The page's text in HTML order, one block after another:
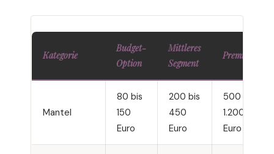
Kategorie
Budget-
Option
Mittleres
Segment
Premium
Mantel
80 bis
150
Euro
200 bis
450
Euro
500 bis
1.200
Euro